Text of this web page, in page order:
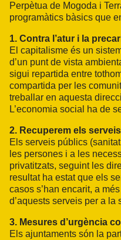
Perpètua de Mogoda i
programàtics bàsics que
1. Contra l’atur i la
El capitalisme és un
d’un punt de vista
sigui repartida entre
compartida per les
treballar en aquesta
L’economia social ha de
2. Recuperem els
Els serveis públics
les persones i a les
privatitzats, seguint les
resultat ha estat que els
casos s’han encarit, a
d’aquests serveis per a la
3. Mesures d’urgència
Els ajuntaments són la